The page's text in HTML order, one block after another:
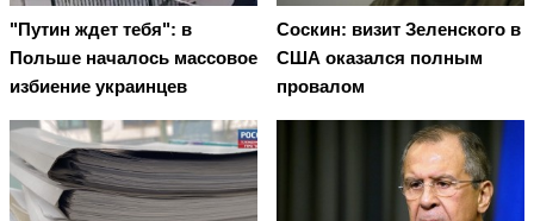
"Путин ждет тебя": в
Польше началось массовое
избиение украинцев
Соскин: визит Зеленского в
США оказался полным
провалом